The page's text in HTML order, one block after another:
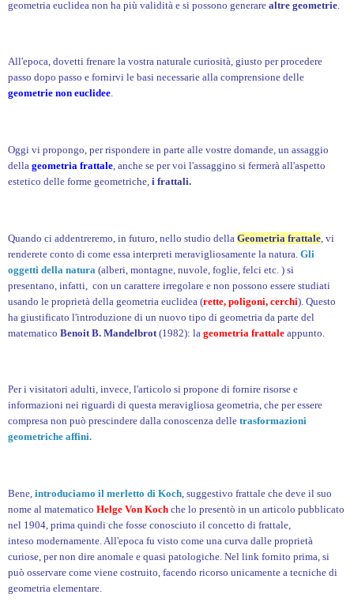
geometria euclidea non ha più validità e si possono generare altre geometrie
All'epoca, dovetti frenare la vostra naturale curiosità, giusto per procedere
passo dopo passo e fornirvi le basi necessarie alla comprensione delle
geometrie non euclidee.
Oggi vi propongo, per rispondere in parte alle vostre domande, un assaggio
della geometria frattale, anche se per voi l'assaggino si fermerà all'aspetto
estetico delle forme geometriche, i frattali.
Quando ci addentreremo, in futuro, nello studio della Geometria frattale , vi
renderete conto di come essa interpreti meravigliosamente la natura. Gli
oggetti della natura (alberi, montagne, nuvole, foglie, felci etc. ) si
presentano, infatti, con un carattere irregolare e non possono essere studiati
usando le proprietà della geometria euclidea (rette, poligoni, cerchi). Questo
ha giustificato l'introduzione di un nuovo tipo di geometria da parte del
matematico Benoit B. Mandelbrot (1982): la geometria frattale appunto.
Per i visitatori adulti, invece, l'articolo si propone di fornire risorse e
informazioni nei riguardi di questa meravigliosa geometria, che per essere
compresa non può prescindere dalla conoscenza delle trasformazioni
geometriche affini.
Bene, introduciamo il merletto di Koch, suggestivo frattale che deve il suo
nome al matematico Helge Von Koch che lo presentò in un articolo pubblicato
nel 1904, prima quindi che fosse conosciuto il concetto di frattale,
inteso modernamente. All'epoca fu visto come una curva dalle proprietà
curiose, per non dire anomale e quasi patologiche. Nel link fornito prima, si
può osservare come viene costruito, facendo ricorso unicamente a tecniche di
geometria elementare.